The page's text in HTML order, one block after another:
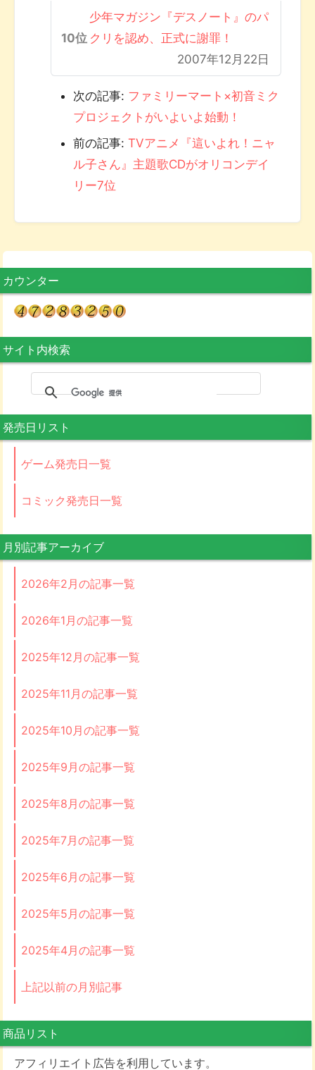
少年マガジン『デスノート』のパ
クリを認め、正式に謝罪！
2007年12月22日
次の記事: ファミリーマート×初音ミク
プロジェクトがいよいよ始動！
前の記事: TVアニメ『這いよれ！ニャ
ル子さん』主題歌CDがオリコンデイ
リー7位
カウンター
サイト内検索
発売日リスト
ゲーム発売日一覧
コミック発売日一覧
月別記事アーカイブ
2026年2月の記事一覧
2026年1月の記事一覧
2025年12月の記事一覧
2025年11月の記事一覧
2025年10月の記事一覧
2025年9月の記事一覧
2025年8月の記事一覧
2025年7月の記事一覧
2025年6月の記事一覧
2025年5月の記事一覧
2025年4月の記事一覧
上記以前の月別記事
商品リスト
アフィリエイト広告を利用しています。